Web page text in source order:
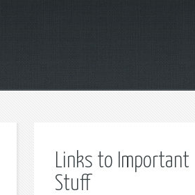
Links to Important
Stuff